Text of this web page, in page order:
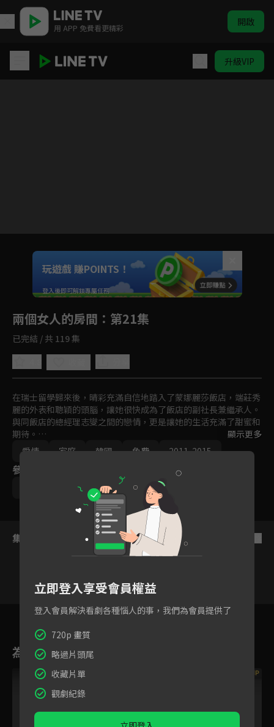
用 APP 免費看更精彩 開啟
升級VIP
Unmute
如有不便請見諒
玩遊戲 賺POINTS！
登入後即可解鎖專屬任務
兩個女人的房間 ：第21集
已完結 / 共 119 集
在瑞士留學歸來後，晴彩充滿自信地踏入了蒙娜麗莎飯店，端莊秀
麗的外表和聰穎的頭腦，讓她很快成為了飯店的副社長兼繼承人。
與同飯店的總經理志燮之間的戀情，更是讓她的生活充滿了甜蜜和
期待。
時，內心充滿恐懼與內疚感，在晴彩的堅持下，熙秀搬進了她的
家，開始了新的生活。從那時起，晴彩心愛的人和她的一切都逐漸
被熙秀所奪走，包括飯店的地位和財富，晴彩更是從繼承人淪為女
僕，為了奪回曾經的一切，晴彩對熙秀展開復仇。
顯示更多
愛情
家庭 韓國 免費 2011-2015
參與演員
王嬪娜 姜志燮 姜景晙
集數列表
19 20 21 22 23
為您推薦
VIP VIP
立即登入享受會員權益
登入會員解決看劇各種惱人的事，我們為會員提供了
720p 畫質
略過片頭尾
收藏片單
觀劇紀錄